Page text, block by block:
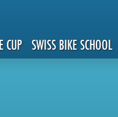
CUP SWISS BIKE SCHOOL